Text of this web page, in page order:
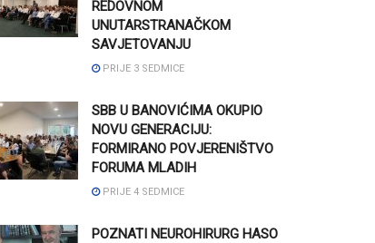
REDOVNOM
UNUTARSTRANAČKOM
SAVJETOVANJU
PRIJE 3 SEDMICE
SBB U BANOVIĆIMA OKUPIO
NOVU GENERACIJU:
FORMIRANO POVJERENIŠTVO
FORUMA MLADIH
PRIJE 4 SEDMICE
POZNATI NEUROHIRURG HASO